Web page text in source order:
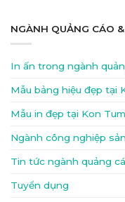
NGÀNH QUẢNG CÁO
In ấn trong ngành
Mẫu bảng hiệu đẹp tại
Mẫu in đẹp tại Kon Tum
Ngành công nghiệp
Tin tức ngành quảng
Tuyển dụng